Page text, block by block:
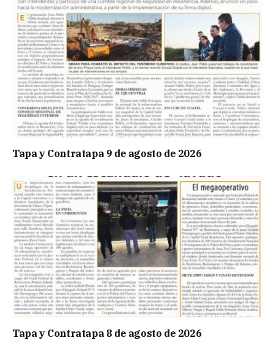
Tapa y Contratapa 9 de agosto de 2026
Tapa y Contratapa 8 de agosto de 2026